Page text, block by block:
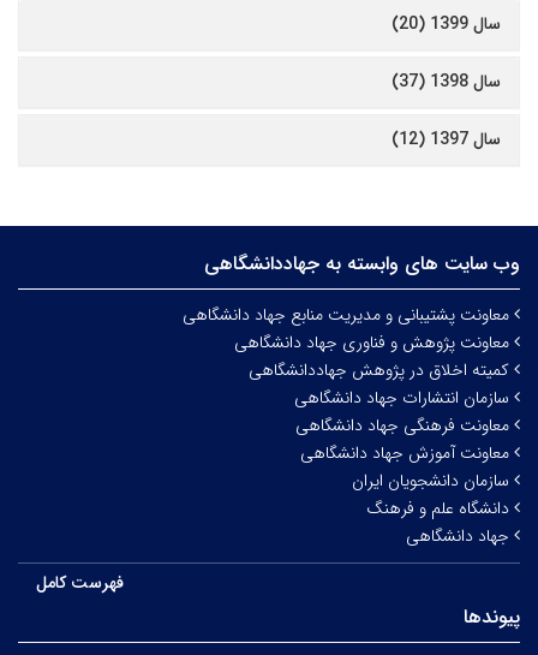
سال 1399 (20)
سال 1398 (37)
سال 1397 (12)
وب سایت های وابسته به جهاددانشگاهی
معاونت پشتیبانی و مدیریت منابع جهاد دانشگاهی
معاونت پژوهش و فناوری جهاد دانشگاهی
کمیته اخلاق در پژوهش جهاددانشگاهی
سازمان انتشارات جهاد دانشگاهی
معاونت فرهنگی جهاد دانشگاهی
معاونت آموزش جهاد دانشگاهی
سازمان دانشجویان ایران
دانشگاه علم و فرهنگ
جهاد دانشگاهی
فهرست کامل
پیوندها